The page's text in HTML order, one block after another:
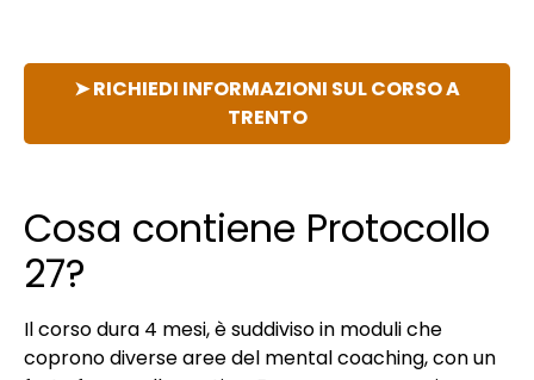
➤ RICHIEDI INFORMAZIONI SUL CORSO A
TRENTO
Cosa contiene Protocollo
27?
Il corso dura 4 mesi, è suddiviso in moduli che
coprono diverse aree del mental coaching, con un